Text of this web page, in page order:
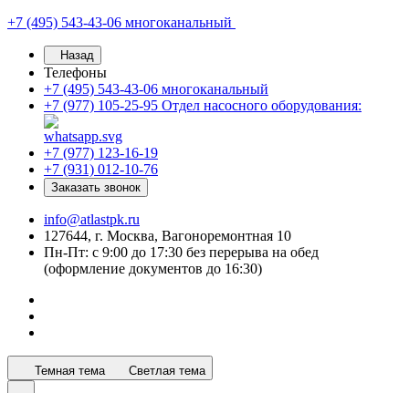
+7 (495) 543-43-06 многоканальный
Назад
Телефоны
+7 (495) 543-43-06 многоканальный
+7 (977) 105-25-95 Отдел насосного оборудования:
+7 (977) 123-16-19
+7 (931) 012-10-76
Заказать звонок
info@atlastpk.ru
127644, г. Москва, Вагоноремонтная 10
Пн-Пт: с 9:00 до 17:30 без перерыва на обед
(оформление документов до 16:30)
Темная тема Светлая тема